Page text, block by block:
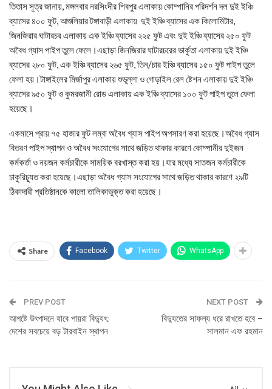
তিতাস সূত্র জানায়, মঙ্গলবার নরসিংদীর শিবপুর এলাকায় কোম্পানির পরিদর্শন দল দুই ইঞ্চি
ব্যাসের ৪০০ ফুট, আশুলিয়ার টঙ্গাবাড়ী এলাকায় দুই ইঞ্চি ব্যাসের এক কিলোমিটার,
জিনজিরার ঘাটারচর এলাকায় এক ইঞ্চি ব্যাসের ২২৫ ফুট এবং দুই ইঞ্চি ব্যাসের ২৫০ ফুট
অবৈধ গ্যাস পাইপ তুলে ফেলে।এছাড়া জিনজিরার ঘাটারচরের ভার্কুতা এলাকায় দুই ইঞ্চি
ব্যাসের ২৮০ ফুট, এক ইঞ্চি ব্যাসের ২৬৫ ফুট, তিন/চার ইঞ্চি ব্যাসের ১৫০ ফুট পাইপ তুলে
ফেলা হয়।টাঙ্গাইলের মির্জাপুর এলাকায় শুভূল্লা ও গোড়াইল রেল ষ্টেশন এলাকায় দুই ইঞ্চি
ব্যাসের ৯৫০ ফুট ও কুমরজানী রোড এলাকায় এক ইঞ্চি ব্যাসের ১০০ ফুট পাইপ তুলে ফেলা
হয়েছে।
একমাসে প্রায় ৭৫ হাজার ফুট লম্বা অবৈধ গ্যাস পাইপ অপসারণ করা হয়েছে।অবৈধ গ্যাস
বিতরণ পাইপ স্থাপন ও অবৈধ সংযোগের সাথে জড়িত থাকার কারণে কোম্পানীর দুইজন
কর্মকর্তা ও নয়জন কর্মচারীকে সাময়িক বরখাস্ত করা হয়।যার মধ্যে সাতজন কর্মচারীকে
চাকুরিচ্যুত করা হয়েছে।এছাড়া অবৈধ গ্যাস সংযোগের সাথে জড়িত থাকার কারণে ২৯টি
ঠিকাদারী প্রতিষ্ঠানকে কালো তালিকাভুক্ত করা হয়েছে।
Share Facebook Twitter WhatsApp
PREV POST
আগষ্টে উৎপাদনে যাবে পায়রা বিদ্যুৎ:
দেশের সবচেয়ে বড় টারবাইন স্থাপন
NEXT POST
বিদ্যুতের সাফল্য ধরে রাখতে হবে –
সালমান এফ রহমান